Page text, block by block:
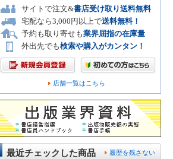
サイトで注文&書店受け取り送料無料
宅配なら3,000円以上で送料無料！
予約も取り寄せも業界屈指の在庫量
外出先でも検索や購入がカンタン！
店舗一覧はこちら
履歴を残さない
最近チェックした商品